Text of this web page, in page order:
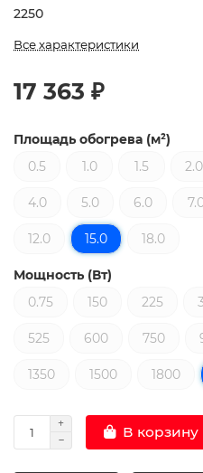
2250
Все характеристики
17 363 ₽
Площадь обогрева (м²)
0.5
1.0 1.5 2.0
4.0 5.0 6.0
12.0 15.0 18.0
Мощность (Вт)
0.75
150 225
525 600 750
1350 1500 1800
В корзину